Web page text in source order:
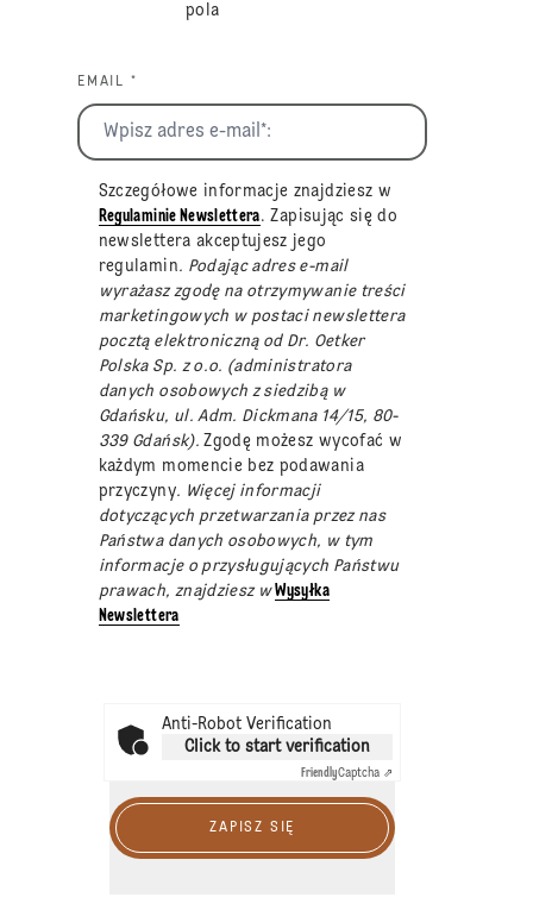
pola
EMAIL *
Szczegółowe informacje znajdziesz w
Regulaminie Newslettera. Zapisując się do
newslettera akceptujesz jego
regulamin. Podając adres e-mail
wyrażasz zgodę na otrzymywanie treści
marketingowych w postaci newslettera
pocztą elektroniczną od Dr. Oetker
Polska Sp. z o.o. (administratora
danych osobowych z siedzibą w
Gdańsku, ul. Adm. Dickmana 14/15, 80-
339 Gdańsk).Zgodę możesz wycofać w
każdym momencie bez podawania
przyczyny. Więcej informacji
dotyczących przetwarzania przez nas
Państwa danych osobowych, w tym
informacje o przysługujących Państwu
prawach, znajdziesz wWysyłka
Newslettera
Anti-Robot Verification
Click to start verification
FriendlyCaptcha ⇗
ZAPISZ SIĘ